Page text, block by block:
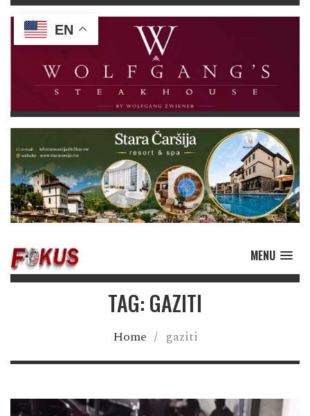
MENU
TAG: GAZITI
Home / gaziti
EN